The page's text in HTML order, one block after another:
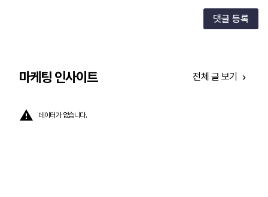
댓글 등록
마케팅 인사이트 전체 글 보기
데이터가 없습니다.